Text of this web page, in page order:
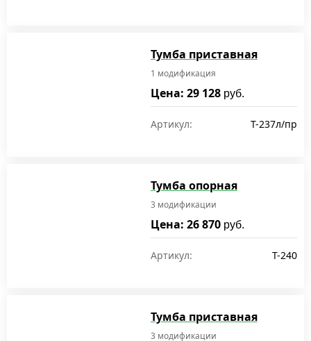
Тумба приставная
1 модификация
Цена: 29 128 руб.
Артикул: T-237л/пр
Тумба опорная
3 модификации
Цена: 26 870 руб.
Артикул: T-240
Тумба приставная
3 модификации